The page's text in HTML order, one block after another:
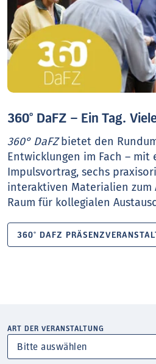
360° DaFZ – Ein Tag.
360° DaFZbietet den
Entwicklungen im Fach –
Impulsvortrag, sechs
interaktiven Materialien zum
Raum für kollegialen
360° DAFZ
ART DER VERANSTALTUNG